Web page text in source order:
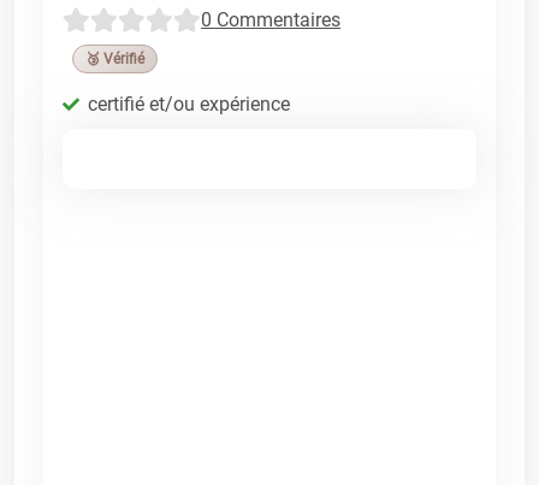
0 Commentaires
🥉 Vérifié
certifié et/ou expérience